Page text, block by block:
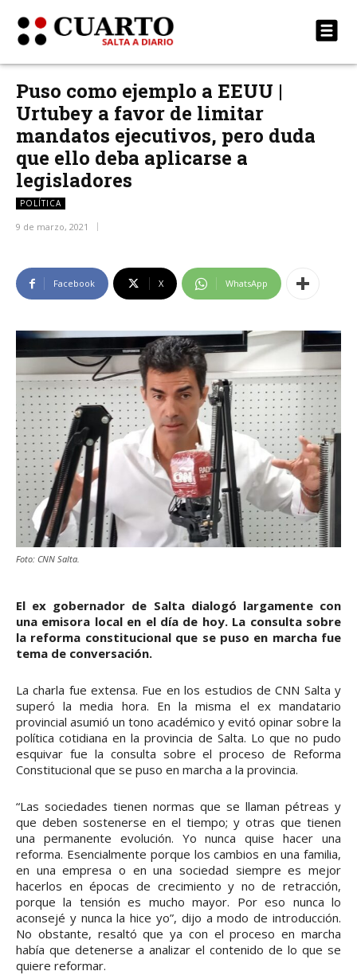
Puso como ejemplo a EEUU |
Urtubey a favor de limitar
mandatos ejecutivos, pero duda
que ello deba aplicarse a
legisladores
POLÍTICA
9 de marzo, 2021
Facebook X WhatsApp
Foto: CNN Salta.
El ex gobernador de Salta dialogó largamente con
una emisora local en el día de hoy. La consulta sobre
la reforma constitucional que se puso en marcha fue
tema de conversación.
La charla fue extensa. Fue en los estudios de CNN Salta y
superó la media hora. En la misma el ex mandatario
provincial asumió un tono académico y evitó opinar sobre la
política cotidiana en la provincia de Salta. Lo que no pudo
esquivar fue la consulta sobre el proceso de Reforma
Constitucional que se puso en marcha a la provincia.
“Las sociedades tienen normas que se llaman pétreas y
que deben sostenerse en el tiempo; y otras que tienen
una permanente evolución. Yo nunca quise hacer una
reforma. Esencialmente porque los cambios en una familia,
en una empresa o en una sociedad siempre es mejor
hacerlos en épocas de crecimiento y no de retracción,
porque la tensión es mucho mayor. Por eso nunca lo
aconsejé y nunca la hice yo”, dijo a modo de introducción.
No obstante, resaltó que ya con el proceso en marcha
había que detenerse a analizar el contenido de lo que se
quiere reformar.